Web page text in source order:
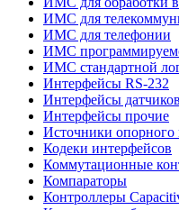
ИМС для
ИМС для телефонии
ИМС
ИМС стандартной
Интерфейсы RS-232
Интерфейсы
Интерфейсы прочие
Источники опорного
Кодеки интерфейсов
Коммутационные
Компараторы
Контроллеры